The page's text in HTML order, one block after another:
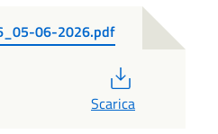
06-2026.pdf
Scarica